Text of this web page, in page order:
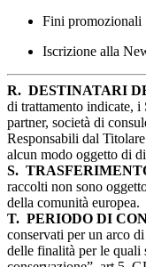
Fini promozionali
Iscrizione alla
R. DESTINATARI
di trattamento indicate, i
partner, società di
Responsabili dal
alcun modo oggetto di
S.
raccolti non sono
della comunità europea.
T. PERIODO DI
conservati per un arco
delle finalità per le quali